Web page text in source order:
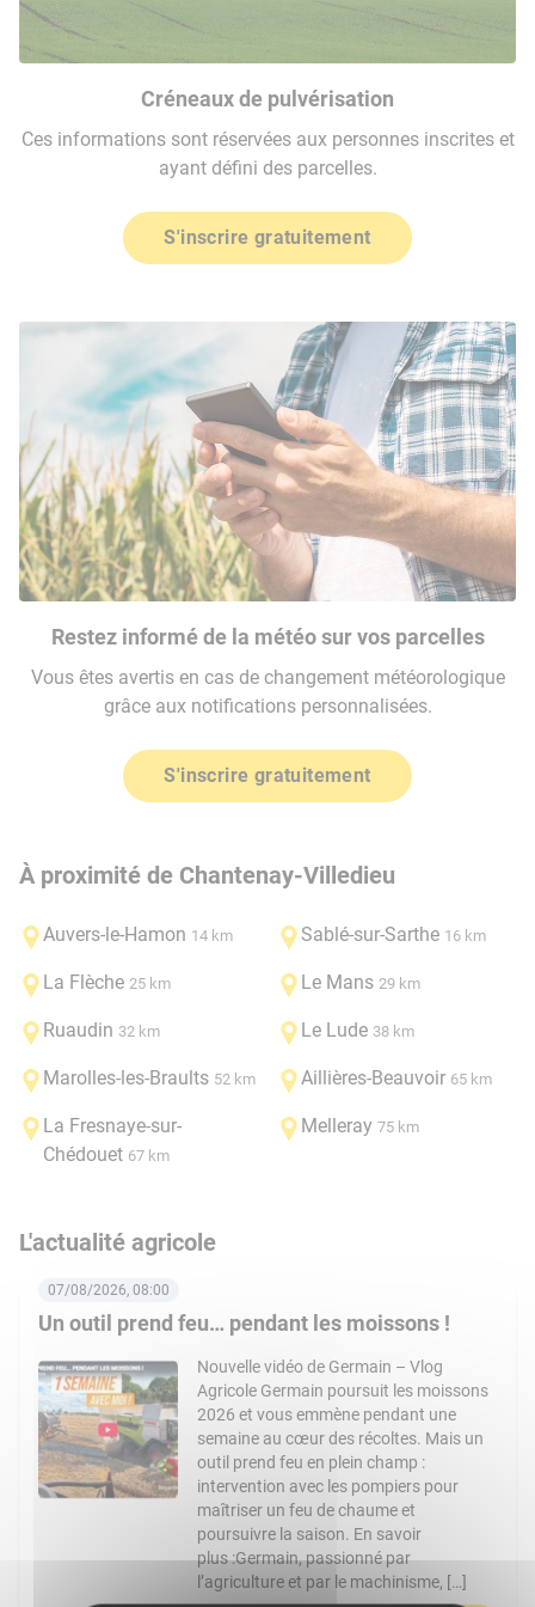
Créneaux de pulvérisation
Ces informations sont réservées aux personnes inscrites et
ayant défini des parcelles.
S'inscrire gratuitement
Restez informé de la météo sur vos parcelles
Vous êtes avertis en cas de changement météorologique
grâce aux notifications personnalisées.
S'inscrire gratuitement
À proximité de Chantenay-Villedieu
Auvers-le-Hamon 14 km Sablé-sur-Sarthe 16 km
La Flèche 25 km Le Mans 29 km
Ruaudin 32 km Le Lude 38 km
Marolles-les-Braults 52 km Aillières-Beauvoir 65 km
La Fresnaye-sur-
Chédouet 67 km
Melleray 75 km
L'actualité agricole
Un outil prend feu… pendant les moissons !
07/08/2026, 08:00
Nouvelle vidéo de Germain – Vlog
Agricole Germain poursuit les moissons
2026 et vous emmène pendant une
semaine au cœur des récoltes. Mais un
outil prend feu en plein champ :
intervention avec les pompiers pour
maîtriser un feu de chaume et
poursuivre la saison. En savoir
plus :Germain, passionné par
l’agriculture et par le machinisme, […]